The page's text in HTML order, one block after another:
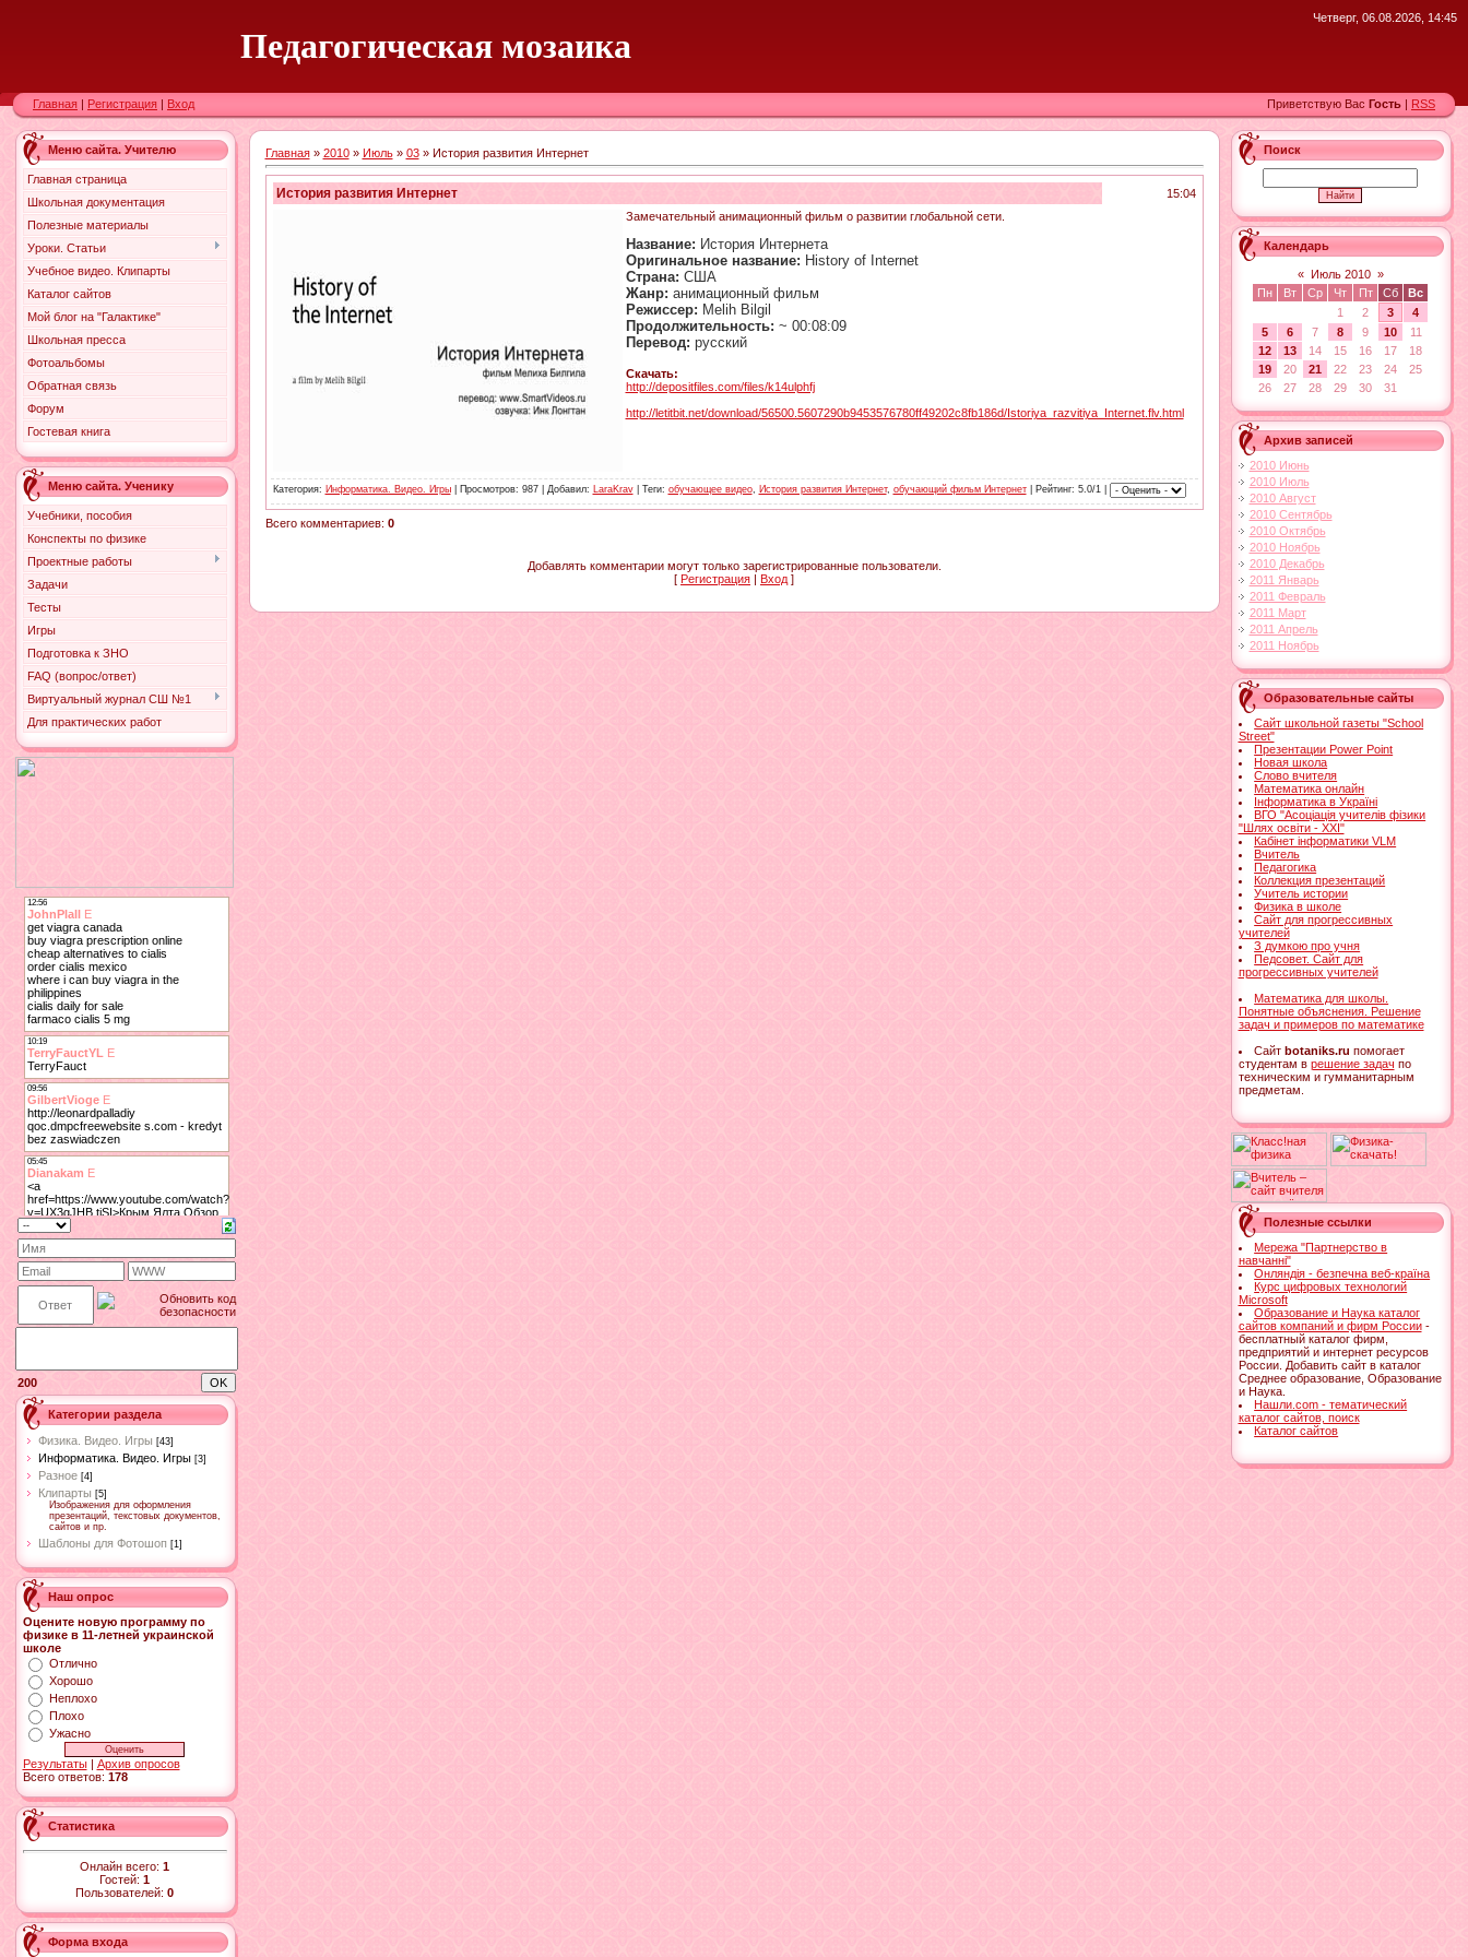
Педагогическая мозаика
Четверг, 06.08.2026, 14:45
Главная | Регистрация | Вход Приветствую Вас Гость | RSS
Меню сайта. Учителю
Главная страница
Школьная документация
Полезные материалы
Уроки. Статьи
Учебное видео. Клипарты
Каталог сайтов
Мой блог на "Галактике"
Школьная пресса
Фотоальбомы
Обратная связь
Форум
Гостевая книга
Меню сайта. Ученику
Учебники, пособия
Конспекты по физике
Проектные работы
Задачи
Тесты
Игры
Подготовка к ЗНО
FAQ (вопрос/ответ)
Виртуальный журнал СШ №1
Для практических работ
200
Категории раздела
Физика. Видео. Игры [43]
Информатика. Видео. Игры [3]
Разное [4]
Клипарты [5]
Изображения для оформления
презентаций, текстовых документов,
сайтов и пр.
Шаблоны для Фотошоп [1]
Наш опрос
Оцените новую программу по
физике в 11-летней украинской
школе
Отлично
Хорошо
Неплохо
Плохо
Ужасно
Результаты| Архив опросов
Всего ответов: 178
Статистика
Онлайн всего: 1
Гостей: 1
Пользователей: 0
Форма входа
Главная» 2010 » Июль » 03» История развития Интернет
История развития Интернет
15:04
Замечательный анимационный фильм о развитии глобальной сети.
Название: История Интернета
Оригинальное название: History of Internet
Страна: США
Жанр: анимационный фильм
Режиссер: Melih Bilgil
Продолжительность: ~ 00:08:09
Перевод: русский
Скачать:
http://depositfiles.com/files/k14ulphfj
http://letitbit.net/download/56500.5607290b9453576780ff49202c8fb186d/Istoriya_razvitiya_Internet.flv.html
Категория: Информатика. Видео. Игры| Просмотров: 987 | Добавил: LaraKrav| Теги: обучающее видео, История развития Интернет, обучающий фильм Интернет| Рейтинг: 5.0/1 |
Всего комментариев: 0
Добавлять комментарии могут только зарегистрированные пользователи.
[ Регистрация | Вход ]
Поиск
Календарь
« Июль 2010 »
Пн
Вт Ср Чт Пт Сб
Вс
1
2 3
4
5
6 7 8 9 10
11
12
13 14 15 16 17
18
19
20 21 22 23 24
25
26
27 28 29 30 31
Архив записей
2010 Июнь
2010 Июль
2010 Август
2010 Сентябрь
2010 Октябрь
2010 Ноябрь
2010 Декабрь
2011 Январь
2011 Февраль
2011 Март
2011 Апрель
2011 Ноябрь
Образовательные сайты
Сайт школьной газеты "School
Street"
Презентации Power Point
Новая школа
Слово вчителя
Математика онлайн
Інформатика в Україні
ВГО "Асоціація учителів фізики
"Шлях освіти - ХХІ"
Кабінет інформатики VLM
Вчитель
Педагогика
Коллекция презентаций
Учитель истории
Физика в школе
Сайт для прогрессивных
учителей
З думкою про учня
Педсовет. Сайт для
прогрессивных учителей
Математика для школы.
Понятные объяснения. Решение
задач и примеров по математике
Cайтbotaniks.ru помогает
студентам в решение задач по
техническим и гумманитарным
предметам.
Полезные ссылки
Мережа "Партнерство в
навчанні"
Онляндія - безпечна веб-країна
Курс цифровых технологий
Microsoft
Образование и Наука каталог
сайтов компаний и фирм России-
бесплатный каталог фирм,
предприятий и интернет ресурсов
России. Добавить сайт в каталог
Среднее образование, Образование
и Наука.
Нашли.com - тематический
каталог сайтов, поиск
Каталог сайтов